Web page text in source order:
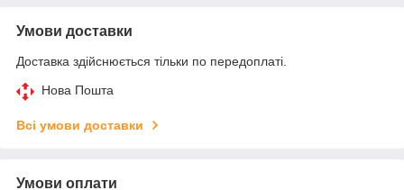
Умови доставки
Доставка здійснюється тільки по передоплаті.
Нова Пошта
Всі умови доставки
Умови оплати